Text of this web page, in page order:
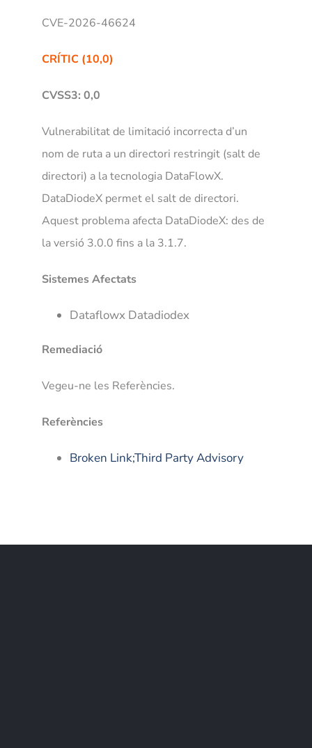
CVE-2026-46624
CRÍTIC (10,0)
CVSS3: 0,0
Vulnerabilitat de limitació incorrecta d’un
nom de ruta a un directori restringit (salt de
directori) a la tecnologia DataFlowX.
DataDiodeX permet el salt de directori.
Aquest problema afecta DataDiodeX: des de
la versió 3.0.0 fins a la 3.1.7.
Sistemes Afectats
Dataflowx Datadiodex
Remediació
Vegeu-ne les Referències.
Referències
Broken Link;Third Party Advisory